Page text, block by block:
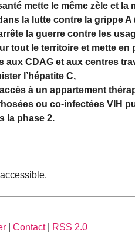
mette le même zèle et la
la lutte contre la grippe
la guerre contre les
tout le territoire et mette
aux CDAG et aux centres
l’hépatite C,
à un appartement
ou co-infectées VIH
la phase 2.
Contact| RSS 2.0